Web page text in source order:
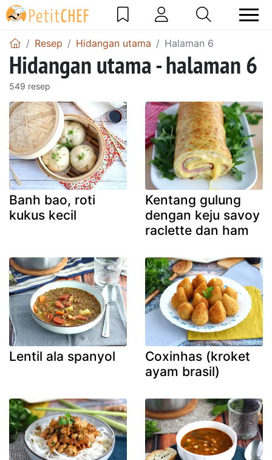
Resep Hidangan utama Halaman 6
Hidangan utama - halaman 6
549 resep
Banh bao, roti
kukus kecil
Kentang gulung
dengan keju savoy
raclette dan ham
Lentil ala spanyol
Coxinhas (kroket
ayam brasil)